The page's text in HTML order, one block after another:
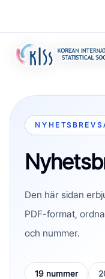
Den här sidan
PDF-format,
och nummer.
19 nummer